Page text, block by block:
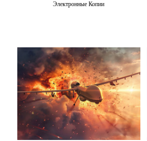
Электронные Копии